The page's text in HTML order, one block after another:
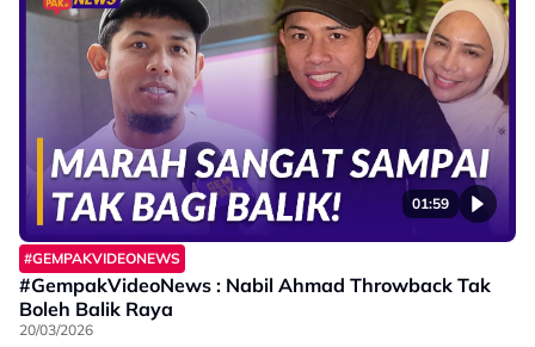
01:59
#GEMPAKVIDEONEWS
#GempakVideoNews : Nabil Ahmad Throwback Tak
Boleh Balik Raya
20/03/2026